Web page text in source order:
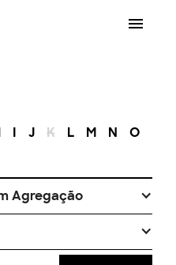
I J K L M N O
Agregação